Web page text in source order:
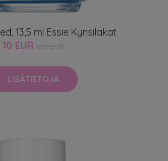
13,5 ml Essie Kynsilakat
10 EUR
LISÄTIETOJA